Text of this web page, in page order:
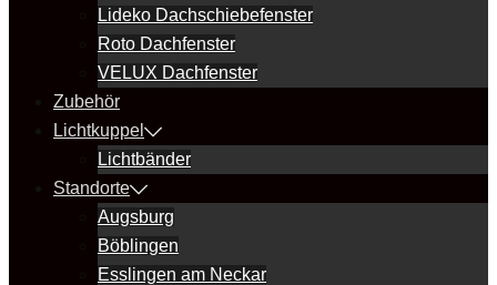
Lideko Dachschiebefenster
Roto Dachfenster
VELUX Dachfenster
Zubehör
Lichtkuppel
Lichtbänder
Standorte
Augsburg
Böblingen
Esslingen am Neckar